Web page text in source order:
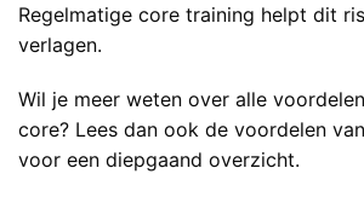
Regelmatige core training helpt dit
verlagen.
Wil je meer weten over alle
core? Lees dan ook de voordelen
voor een diepgaand overzicht.